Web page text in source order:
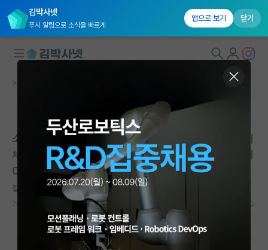
김박사넷
푸시 알림으로 소식을 빠르게
앱으로 보기 닫기
국내대학원 정보
연구실&오픈랩
커뮤니티
커뮤니티 홈
전체글보기
베스트 게시판
커뮤니티 홈
본문이 수정되지 않는 박제글입니다.
소프트웨어정책연구소 2026년 계약직(연구직 휴직자 대
체) 채용 | 소프트웨어정책연구소 | 마감일 2026년 05월
04일
칠칠맞은 에이다 러브레이스
379